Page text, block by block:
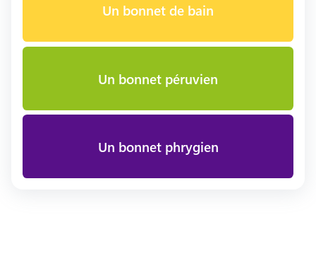
Un bonnet de bain
Un bonnet péruvien
Un bonnet phrygien